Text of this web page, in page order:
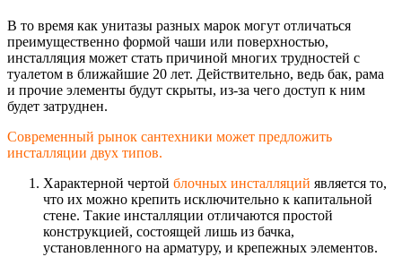
В то время как унитазы разных марок могут отличаться
преимущественно формой чаши или поверхностью,
инсталляция может стать причиной многих трудностей с
туалетом в ближайшие 20 лет. Действительно, ведь бак, рама
и прочие элементы будут скрыты, из-за чего доступ к ним
будет затруднен.
Современный рынок сантехники может предложить
инсталляции двух типов.
Характерной чертой блочных инсталляций является то,
что их можно крепить исключительно к капитальной
стене. Такие инсталляции отличаются простой
конструкцией, состоящей лишь из бачка,
установленного на арматуру, и крепежных элементов.